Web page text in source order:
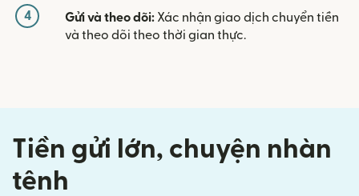
4 Gửi và theo dõi: Xác nhận giao dịch chuyển tiền
và theo dõi theo thời gian thực.
Tiền gửi lớn, chuyện nhàn
tênh